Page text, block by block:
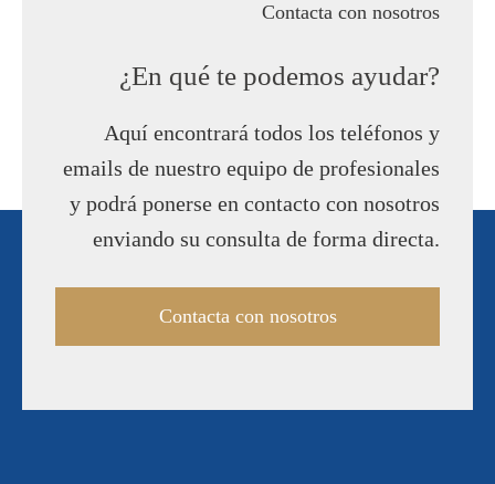
Contacta con nosotros
¿En qué te podemos ayudar?
Aquí encontrará todos los teléfonos y
emails de nuestro equipo de profesionales
y podrá ponerse en contacto con nosotros
enviando su consulta de forma directa.
Contacta con nosotros